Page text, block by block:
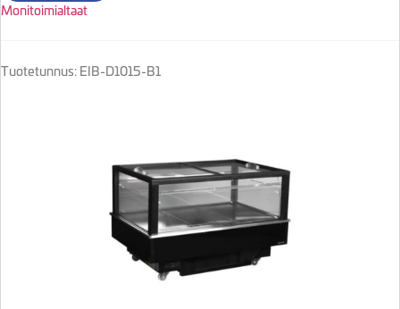
Monitoimialtaat
Tuotetunnus: EIB-D1015-B1